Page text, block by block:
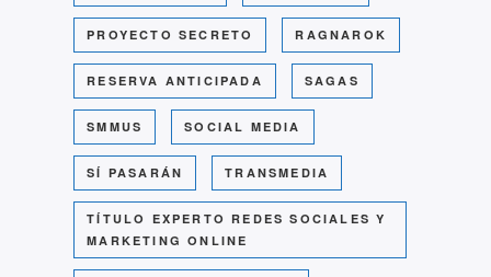
PROYECTO SECRETO RAGNAROK
RESERVA ANTICIPADA SAGAS
SMMUS SOCIAL MEDIA
SÍ PASARÁN TRANSMEDIA
TÍTULO EXPERTO REDES SOCIALES Y
MARKETING ONLINE